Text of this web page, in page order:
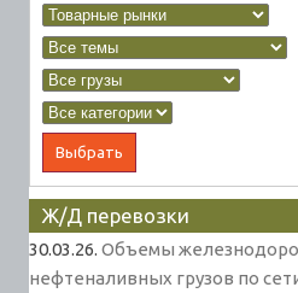
Ж/Д перевозки
30.03.26. Объемы
нефтеналивных грузов по